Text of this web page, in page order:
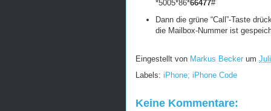
*5005*86*66477#
Dann die grüne “Call”-Taste
die Mailbox-Nummer ist
Eingestellt von Markus Becker um
Labels: iPhone; iPhone Code
Keine Kommentare: